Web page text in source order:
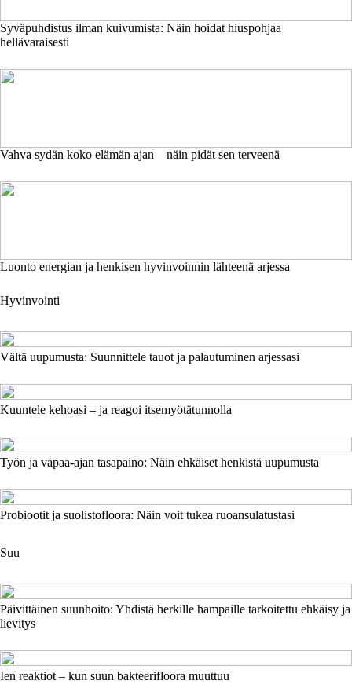
Syväpuhdistus ilman kuivumista: Näin hoidat hiuspohjaa
hellävaraisesti
Vahva sydän koko elämän ajan – näin pidät sen terveenä
Luonto energian ja henkisen hyvinvoinnin lähteenä arjessa
Hyvinvointi
Vältä uupumusta: Suunnittele tauot ja palautuminen arjessasi
Kuuntele kehoasi – ja reagoi itsemyötätunnolla
Työn ja vapaa-ajan tasapaino: Näin ehkäiset henkistä uupumusta
Probiootit ja suolistofloora: Näin voit tukea ruoansulatustasi
Suu
Päivittäinen suunhoito: Yhdistä herkille hampaille tarkoitettu ehkäisy ja
lievitys
Ien reaktiot – kun suun bakteerifloora muuttuu